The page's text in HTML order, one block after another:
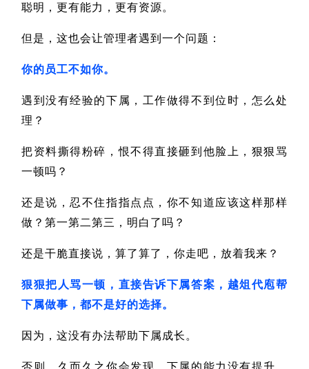
聪明，更有能力，更有资源。
但是，这也会让管理者遇到一个问题：
你的员工不如你。
遇到没有经验的下属，工作做得不到位时，怎么处
理？
把资料撕得粉碎，恨不得直接砸到他脸上，狠狠骂
一顿吗？
还是说，忍不住指指点点，你不知道应该这样那样
做？第一第二第三，明白了吗？
还是干脆直接说，算了算了，你走吧，放着我来？
狠狠把人骂一顿，直接告诉下属答案，越俎代庖帮
下属做事，都不是好的选择。
因为，这没有办法帮助下属成长。
否则，久而久之你会发现，下属的能力没有提升，